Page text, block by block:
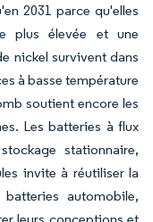
2031 parce qu'elles
plus élevée et une
nickel survivent dans
à basse température
soutient encore les
Les batteries à flux
stationnaire,
invite à réutiliser la
automobile,